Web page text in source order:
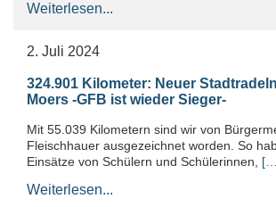
Weiterlesen...
2. Juli 2024
324.901 Kilometer: Neuer
Moers -GFB ist wieder Sieger-
Mit 55.039 Kilometern sind wir von
Fleischhauer ausgezeichnet worden. So
Einsätze von Schülern und Schülerinnen,
Weiterlesen...